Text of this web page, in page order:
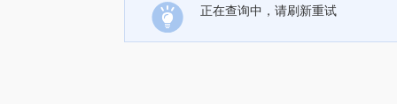
正在查询中，请刷新重试